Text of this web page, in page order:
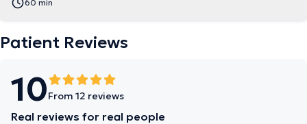
60 min
Patient Reviews
10From 12 reviews
Real reviews for real people